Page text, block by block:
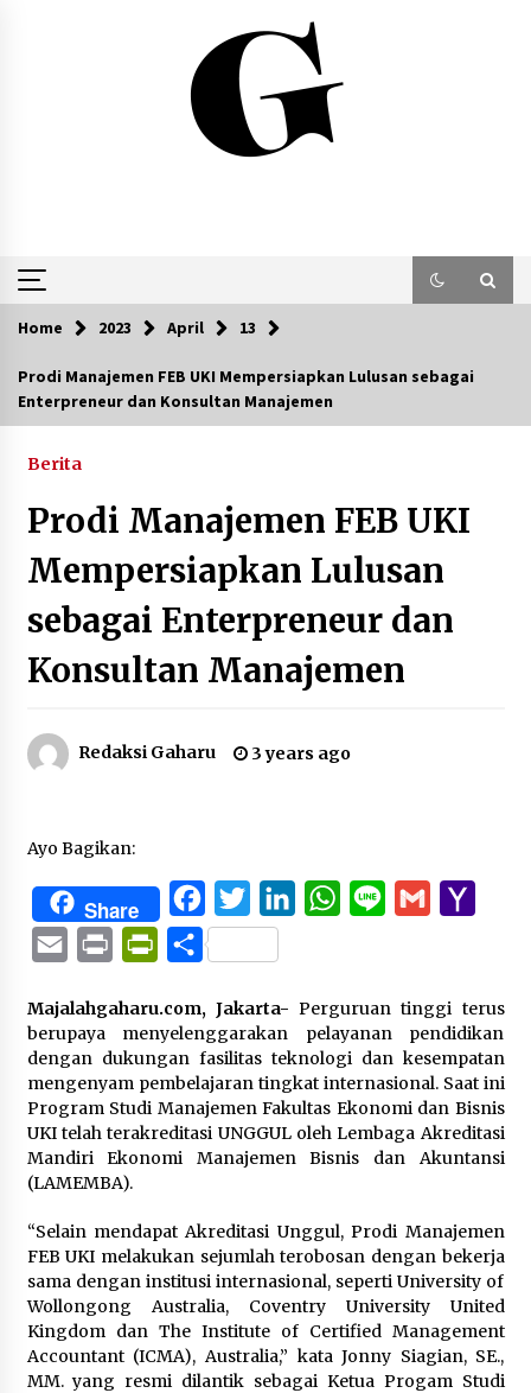
Home 2023 April 13
Prodi Manajemen FEB UKI Mempersiapkan Lulusan sebagai
Enterpreneur dan Konsultan Manajemen
Berita
Prodi Manajemen FEB UKI
Mempersiapkan Lulusan
sebagai Enterpreneur dan
Konsultan Manajemen
Redaksi Gaharu 3 years ago
Ayo Bagikan:
Share FacebookTwitterLinkedInWhatsApp
Line Gmail
Email Print PrintFriendly
Share
Majalahgaharu.com, Jakarta- Perguruan tinggi terus
berupaya menyelenggarakan pelayanan pendidikan
dengan dukungan fasilitas teknologi dan kesempatan
mengenyam pembelajaran tingkat internasional. Saat ini
Program Studi Manajemen Fakultas Ekonomi dan Bisnis
UKI telah terakreditasi UNGGUL oleh Lembaga Akreditasi
Mandiri Ekonomi Manajemen Bisnis dan Akuntansi
(LAMEMBA).
“Selain mendapat Akreditasi Unggul, Prodi Manajemen
FEB UKI melakukan sejumlah terobosan dengan bekerja
sama dengan institusi internasional, seperti University of
Wollongong Australia, Coventry University United
Kingdom dan The Institute of Certified Management
Accountant (ICMA), Australia,” kata Jonny Siagian, SE.,
MM. yang resmi dilantik sebagai Ketua Progam Studi